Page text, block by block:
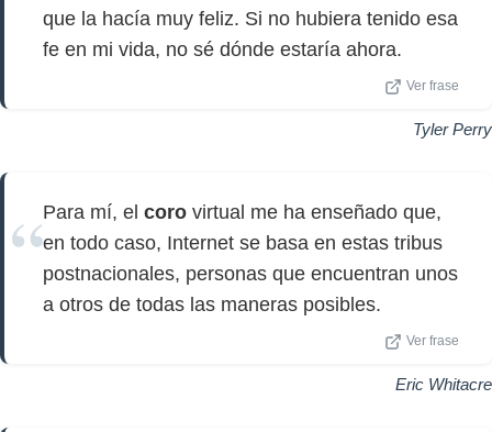
que la hacía muy feliz. Si no hubiera tenido esa
fe en mi vida, no sé dónde estaría ahora.
Ver frase
Tyler Perry
Para mí, el coro virtual me ha enseñado que,
en todo caso, Internet se basa en estas tribus
postnacionales, personas que encuentran unos
a otros de todas las maneras posibles.
Ver frase
Eric Whitacre